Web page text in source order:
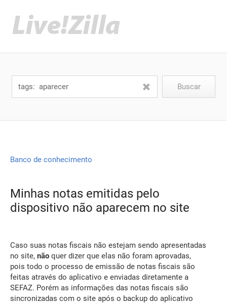
Banco de conhecimento
Minhas notas emitidas pelo
dispositivo não aparecem no site
Caso suas notas fiscais não estejam sendo apresentadas
no site, não quer dizer que elas não foram aprovadas,
pois todo o processo de emissão de notas fiscais são
feitas através do aplicativo e enviadas diretamente a
SEFAZ. Porém as informações das notas fiscais são
sincronizadas com o site após o backup do aplicativo